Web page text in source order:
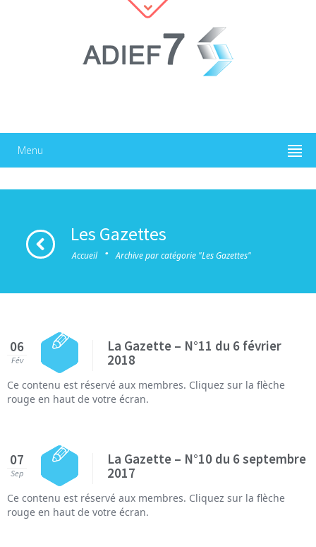
Menu
Les Gazettes
Accueil · Archive par catégorie "Les Gazettes"
06
Fév
La Gazette – N°11 du 6 février
2018
Ce contenu est réservé aux membres. Cliquez sur la flèche
rouge en haut de votre écran.
07
Sep
La Gazette – N°10 du 6 septembre
2017
Ce contenu est réservé aux membres. Cliquez sur la flèche
rouge en haut de votre écran.